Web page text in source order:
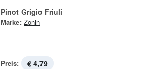
Pinot Grigio Friuli
Marke: Zonin
Preis: € 4,79